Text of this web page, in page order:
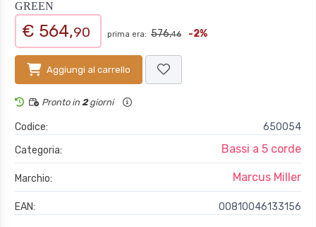
GREEN
€ 564,90 prima era: 576,46 -2%
Aggiungi al carrello
Pronto in 2giorni
Codice:
650054
Categoria:
Bassi a 5 corde
Marchio: Marcus Miller
EAN: 00810046133156